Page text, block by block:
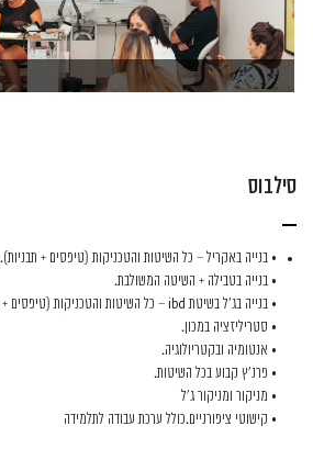
סילבוס
• בנייה באקריל – כל השיטות והטכניקות (טיפסים + תבניות).
• בנייה בטבילה + השיטה המשולבת.
• בנייה בג'ל בשיטת ibd – כל השיטות והטכניקות (טיפסים + תבניות).
• סטריליזציה במכון.
• אנטומיה ובקטריולוגיה.
• פרנ'ץ קבוע בכל השיטות.
• מניקור ומניקור ג'ל
• קישוטי ציפורניים.כולל ערכת עבודה לתלמידה